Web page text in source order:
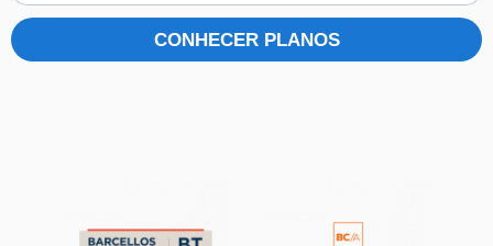
CONHECER PLANOS